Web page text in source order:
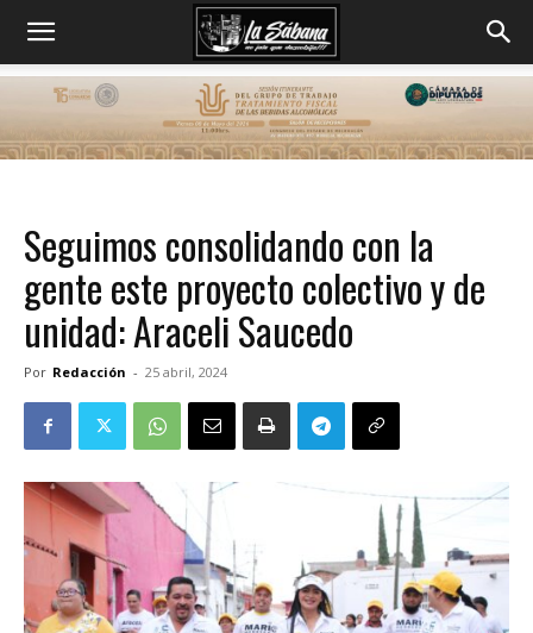
Seguimos consolidando con la
gente este proyecto colectivo y de
unidad: Araceli Saucedo
Por Redacción - 25 abril, 2024